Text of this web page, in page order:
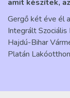
amit készítek,
Ribárszky
Gergő két éve él
Integrált Szociális
Hajdú-Bihar
Platán